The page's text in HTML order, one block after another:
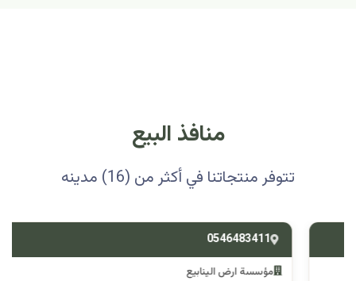
منافذ البيع
تتوفر منتجاتنا في أكثر من (16) مدينه
0546483411
مؤسسة ارض الينابيع